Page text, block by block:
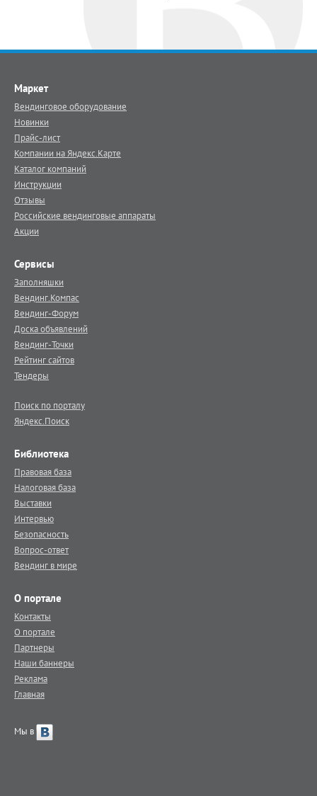
Маркет
Вендинговое оборудование
Новинки
Прайс-лист
Компании на Яндекс.Карте
Каталог компаний
Инструкции
Отзывы
Российские вендинговые аппараты
Акции
Сервисы
Заполняшки
Вендинг.Компас
Вендинг-Форум
Доска объявлений
Вендинг-Точки
Рейтинг сайтов
Тендеры
Поиск по порталу
Яндекс.Поиск
Библиотека
Правовая база
Налоговая база
Выставки
Интервью
Безопасность
Вопрос-ответ
Вендинг в мире
О портале
Контакты
О портале
Партнеры
Наши баннеры
Реклама
Главная
Мы в